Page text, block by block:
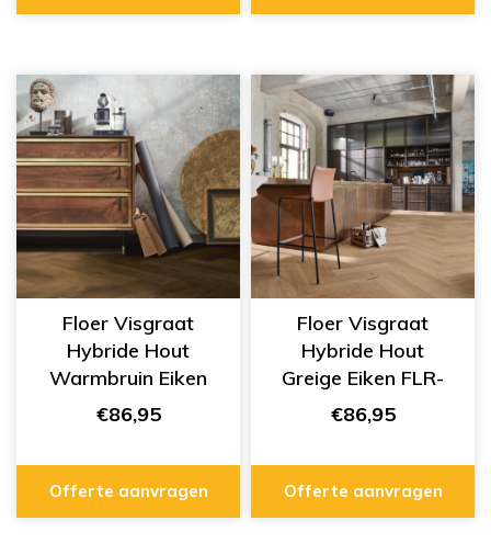
Floer Visgraat
Hybride Hout
Warmbruin Eiken
FLR-5019
€86,95
Offerte aanvragen
Floer Visgraat
Hybride Hout
Greige Eiken FLR-
5018
€86,95
Offerte aanvragen